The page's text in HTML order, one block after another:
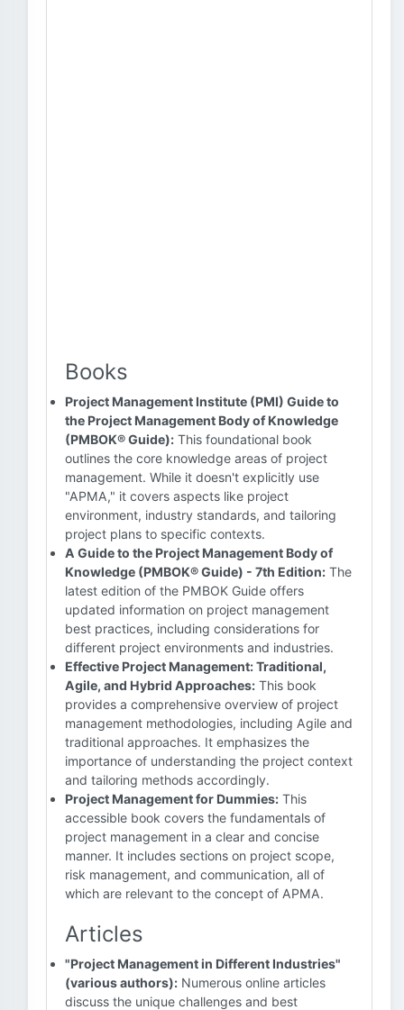
Books
Project Management Institute (PMI) Guide to
the Project Management Body of Knowledge
(PMBOK® Guide): This foundational book
outlines the core knowledge areas of project
management. While it doesn't explicitly use
"APMA," it covers aspects like project
environment, industry standards, and tailoring
project plans to specific contexts.
A Guide to the Project Management Body of
Knowledge (PMBOK® Guide) - 7th Edition: The
latest edition of the PMBOK Guide offers
updated information on project management
best practices, including considerations for
different project environments and industries.
Effective Project Management: Traditional,
Agile, and Hybrid Approaches: This book
provides a comprehensive overview of project
management methodologies, including Agile and
traditional approaches. It emphasizes the
importance of understanding the project context
and tailoring methods accordingly.
Project Management for Dummies: This
accessible book covers the fundamentals of
project management in a clear and concise
manner. It includes sections on project scope,
risk management, and communication, all of
which are relevant to the concept of APMA.
Articles
"Project Management in Different Industries"
(various authors): Numerous online articles
discuss the unique challenges and best